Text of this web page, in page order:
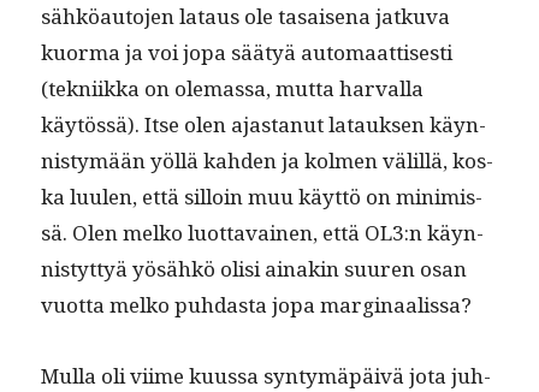
sähköau­to­jen lataus ole tasaise­na jatku­va
kuor­ma ja voi jopa sää­tyä automaat­tis­es­ti
(tekni­ik­ka on ole­mas­sa, mut­ta har­val­la
käytössä). Itse olen ajas­tanut latauk­sen käyn­
nistymään yöl­lä kah­den ja kol­men välil­lä, kos­
ka luulen, että sil­loin muu käyt­tö on min­imis­
sä. Olen melko luot­tavainen, että OL3:n käyn­
nistyt­tyä yösähkö olisi ainakin suuren osan
vuot­ta melko puh­das­ta jopa marginaalissa?
Mul­la oli viime kuus­sa syn­tymäpäivä jota juh­